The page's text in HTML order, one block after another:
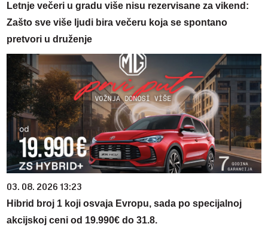
Letnje večeri u gradu više nisu rezervisane za vikend:
Zašto sve više ljudi bira večeru koja se spontano
pretvori u druženje
03. 08. 2026 13:23
Hibrid broj 1 koji osvaja Evropu, sada po specijalnoj
akcijskoj ceni od 19.990€ do 31.8.